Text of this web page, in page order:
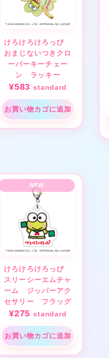
けろけろけろっぴ
おまじないつきクロ
ーバーキーチェー
ン ラッキー
¥583 standard
お買い物カゴに追加
けろけろけろっぴ
スリーシーエムチャ
ーム ジッパーアク
セサリー フラッグ
¥275 standard
お買い物カゴに追加
★
★